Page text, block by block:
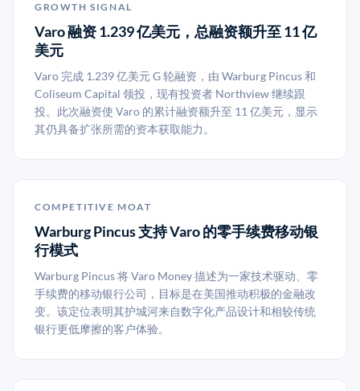
GROWTH SIGNAL
Varo 融资 1.239 亿美元，总融资额升至 11 亿
美元
Varo 完成 1.239 亿美元 G 轮融资，由 Warburg Pincus 和
Coliseum Capital 领投，现有投资者 Northview 继续跟
投。此次融资使 Varo 的累计融资额升至 11 亿美元，显示
其仍具备扩张所需的资本获取能力。
COMPETITIVE MOAT
Warburg Pincus 支持 Varo 的零手续费移动银
行模式
Warburg Pincus 将 Varo Money 描述为一家技术驱动、零
手续费的移动银行公司，目标是在美国推动积极的金融改
变。该定位表明其护城河来自数字化产品设计和相较传统
银行更低摩擦的客户体验。